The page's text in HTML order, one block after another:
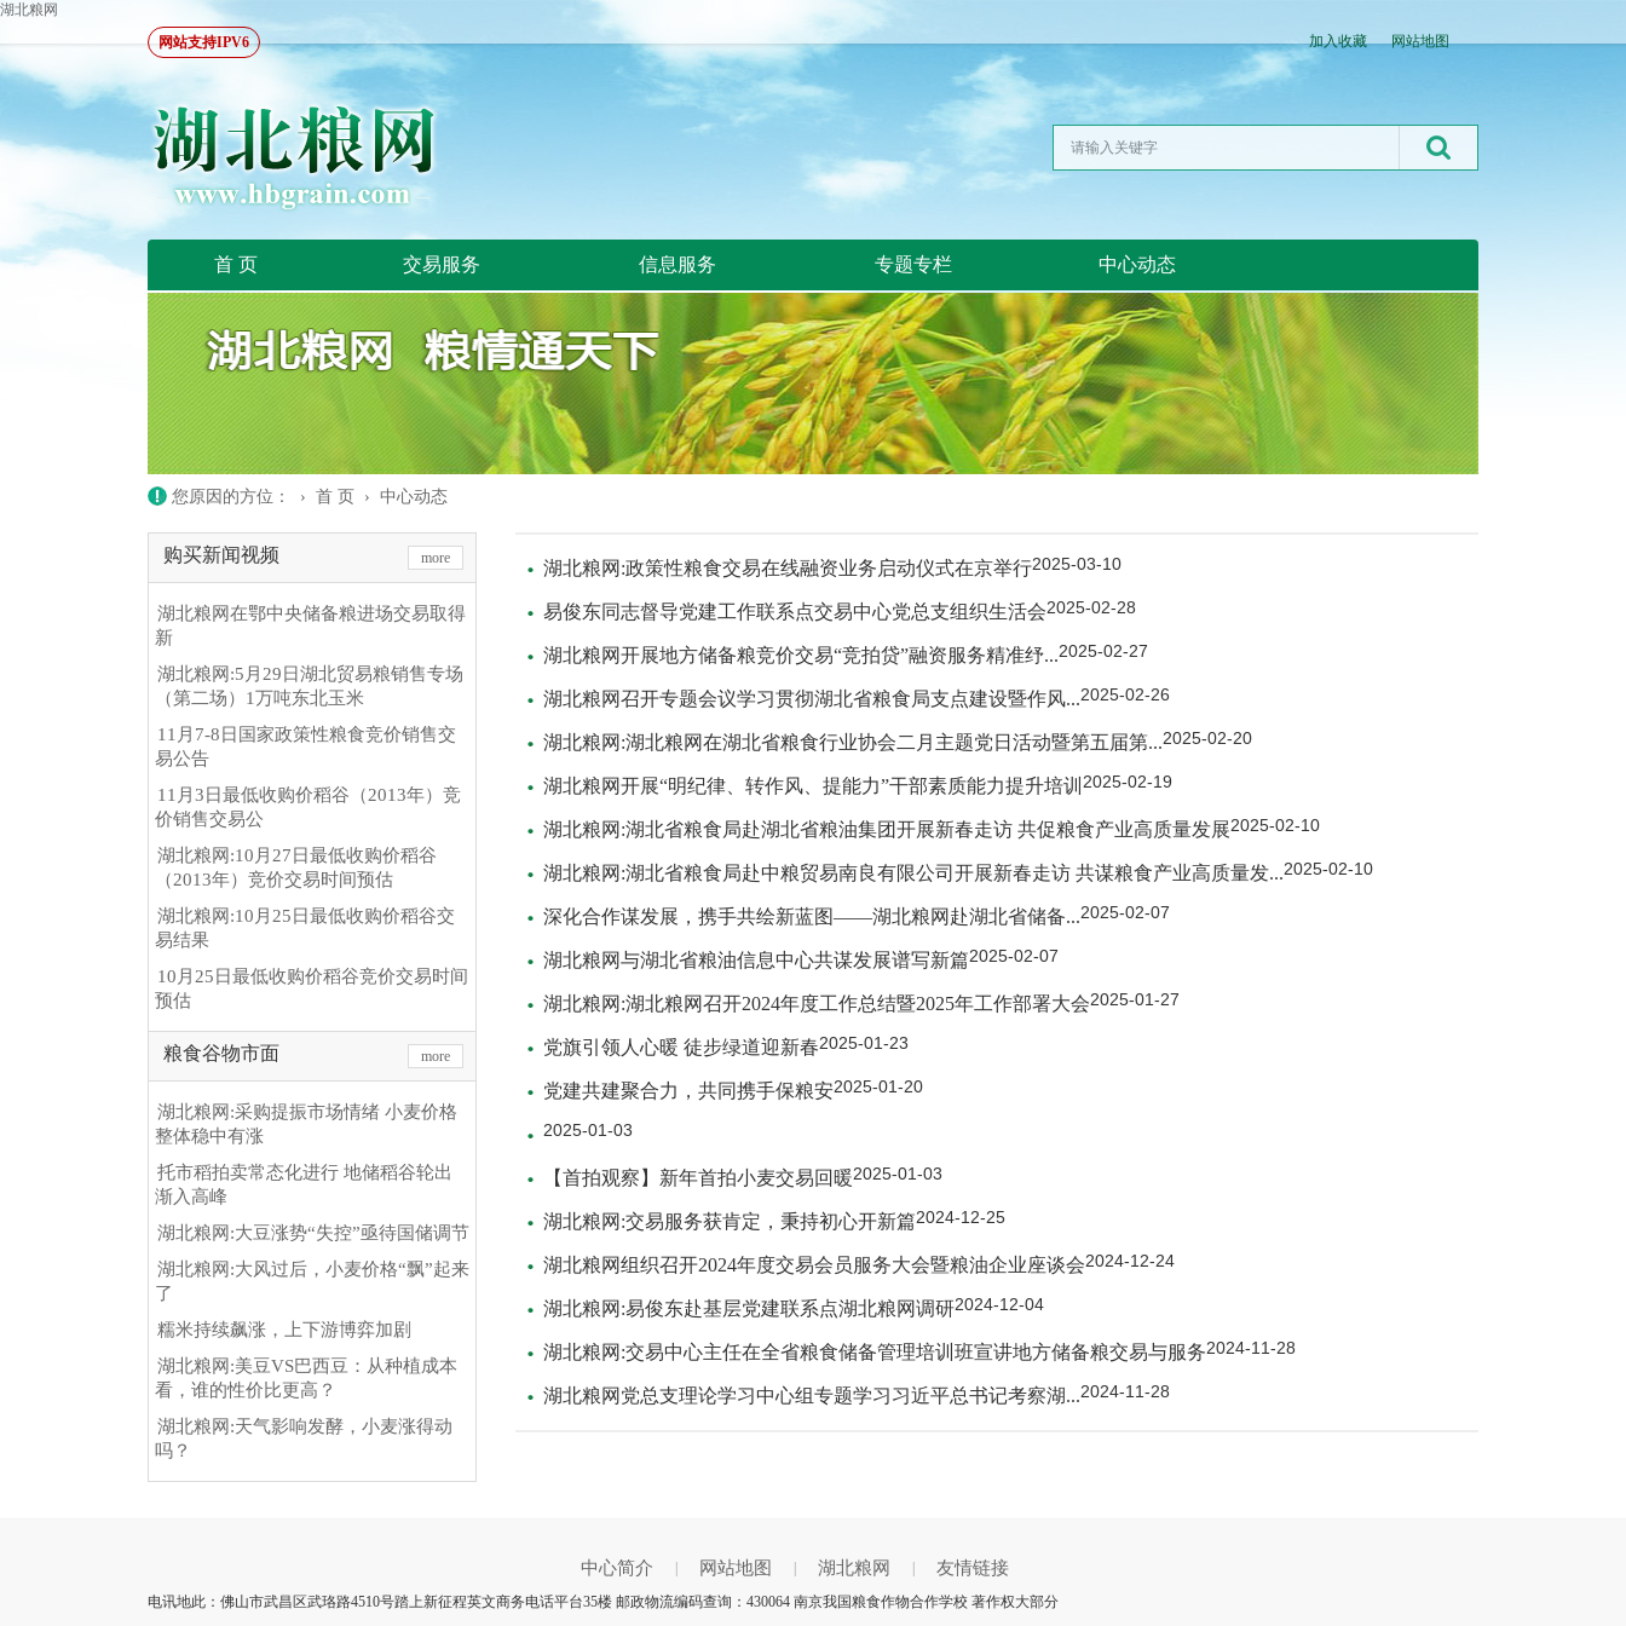
湖北粮网
网站支持IPV6
加入收藏 网站地图
首 页 交易服务 信息服务 专题专栏 中心动态
湖北粮网:湖北粮网
您原因的方位： › 首 页 › 中心动态
购买新闻视频 more
湖北粮网在鄂中央储备粮进场交易取得
新
湖北粮网:5月29日湖北贸易粮销售专场
（第二场）1万吨东北玉米
11月7-8日国家政策性粮食竞价销售交
易公告
11月3日最低收购价稻谷（2013年）竞
价销售交易公
湖北粮网:10月27日最低收购价稻谷
（2013年）竞价交易时间预估
湖北粮网:10月25日最低收购价稻谷交
易结果
10月25日最低收购价稻谷竞价交易时间
预估
粮食谷物市面 more
湖北粮网:采购提振市场情绪 小麦价格
整体稳中有涨
托市稻拍卖常态化进行 地储稻谷轮出
渐入高峰
湖北粮网:大豆涨势“失控”亟待国储调节
湖北粮网:大风过后，小麦价格“飘”起来
了
糯米持续飙涨，上下游博弈加剧
湖北粮网:美豆VS巴西豆：从种植成本
看，谁的性价比更高？
湖北粮网:天气影响发酵，小麦涨得动
吗？
湖北粮网:政策性粮食交易在线融资业务启动仪式在京举行2025-03-10
易俊东同志督导党建工作联系点交易中心党总支组织生活会2025-02-28
湖北粮网开展地方储备粮竞价交易“竞拍贷”融资服务精准纾...2025-02-27
湖北粮网召开专题会议学习贯彻湖北省粮食局支点建设暨作风...2025-02-26
湖北粮网:湖北粮网在湖北省粮食行业协会二月主题党日活动暨第五届第...2025-02-20
湖北粮网开展“明纪律、转作风、提能力”干部素质能力提升培训 2025-02-19
湖北粮网:湖北省粮食局赴湖北省粮油集团开展新春走访 共促粮食产业高质量发展2025-02-10
湖北粮网:湖北省粮食局赴中粮贸易南良有限公司开展新春走访 共谋粮食产业高质量发...2025-02-10
深化合作谋发展，携手共绘新蓝图——湖北粮网赴湖北省储备...2025-02-07
湖北粮网与湖北省粮油信息中心共谋发展谱写新篇2025-02-07
湖北粮网:湖北粮网召开2024年度工作总结暨2025年工作部署大会2025-01-27
党旗引领人心暖 徒步绿道迎新春2025-01-23
党建共建聚合力，共同携手保粮安2025-01-20
2025-01-03
【首拍观察】新年首拍小麦交易回暖2025-01-03
湖北粮网:交易服务获肯定，秉持初心开新篇2024-12-25
湖北粮网组织召开2024年度交易会员服务大会暨粮油企业座谈会2024-12-24
湖北粮网:易俊东赴基层党建联系点湖北粮网调研2024-12-04
湖北粮网:交易中心主任在全省粮食储备管理培训班宣讲地方储备粮交易与服务2024-11-28
湖北粮网党总支理论学习中心组专题学习习近平总书记考察湖...2024-11-28
中心简介 网站地图 湖北粮网 友情链接
电讯地此：佛山市武昌区武珞路4510号踏上新征程英文商务电话平台35楼 邮政物流编码查询：430064 南京我国粮食作物合作学校 著作权大部分